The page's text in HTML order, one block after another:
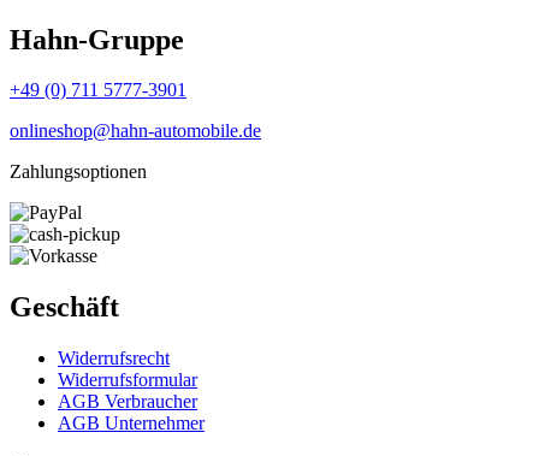
Hahn-Gruppe
+49 (0) 711 5777-3901
onlineshop@hahn-automobile.de
Zahlungsoptionen
Geschäft
Widerrufs­recht
Widerrufs­formular
AGB Verbraucher
AGB Unternehmer